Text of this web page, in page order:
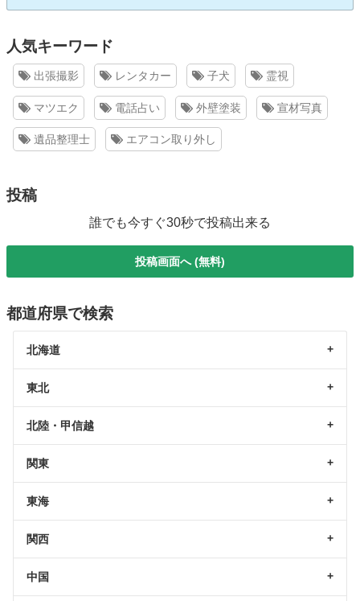
人気キーワード
出張撮影 レンタカー 子犬 霊視
マツエク 電話占い 外壁塗装 宣材写真
遺品整理士 エアコン取り外し
投稿
誰でも今すぐ30秒で投稿出来る
投稿画面へ (無料)
都道府県で検索
北海道
東北
北陸・甲信越
関東
東海
関西
中国